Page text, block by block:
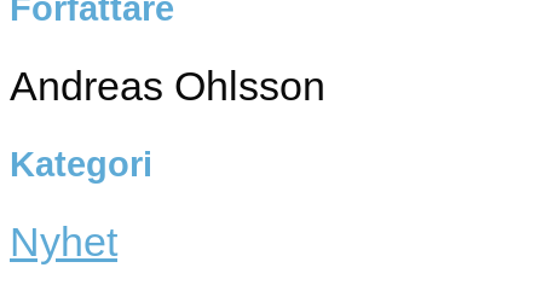
Andreas Ohlsson
Kategori
Nyhet